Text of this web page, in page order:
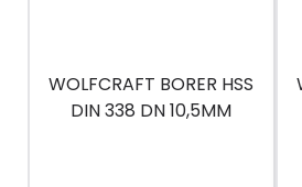
WOLFCRAFT BORER HSS
DIN 338 DN 10,5MM